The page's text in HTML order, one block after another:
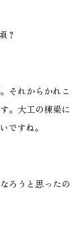
？
それからかれこ
。大工の棟梁に
ですね。
ろうと思ったの